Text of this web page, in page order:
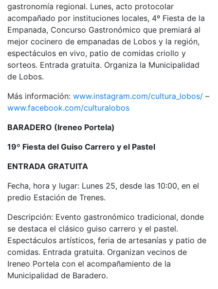
gastronomía regional. Lunes, acto protocolar
acompañado por instituciones locales, 4º Fiesta de la
Empanada, Concurso Gastronómico que premiará al
mejor cocinero de empanadas de Lobos y la región,
espectáculos en vivo, patio de comidas criollo y
sorteos. Entrada gratuita. Organiza la Municipalidad
de Lobos.
Más información: www.instagram.com/cultura_lobos/ –
www.facebook.com/culturalobos
BARADERO (Ireneo Portela)
19º Fiesta del Guiso Carrero y el Pastel
ENTRADA GRATUITA
Fecha, hora y lugar: Lunes 25, desde las 10:00, en el
predio Estación de Trenes.
Descripción: Evento gastronómico tradicional, donde
se destaca el clásico guiso carrero y el pastel.
Espectáculos artísticos, feria de artesanías y patio de
comidas. Entrada gratuita. Organizan vecinos de
Ireneo Portela con el acompañamiento de la
Municipalidad de Baradero.